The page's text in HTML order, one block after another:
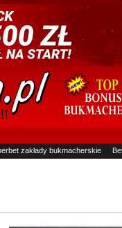
zakłady bukmacherskie